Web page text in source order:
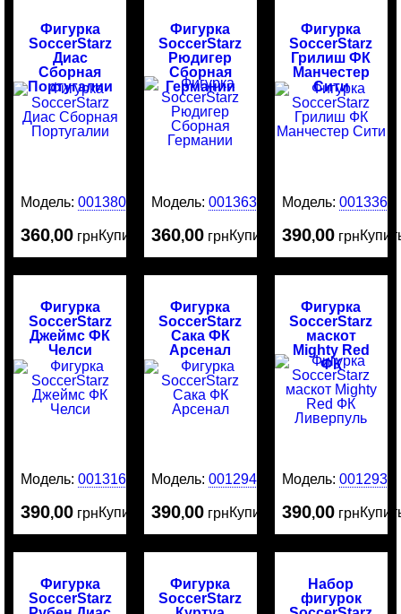
Фигурка
SoccerStarz
Диас
Сборная
Португалии
Модель:0013801
360,00 грнКупить
Фигурка
SoccerStarz
Рюдигер
Сборная
Германии
Модель:0013635
360,00 грнКупить
Фигурка
SoccerStarz
Грилиш ФК
Манчестер
Сити
Модель: 0013369
390,00 грн
Фигурка
SoccerStarz
Джеймс ФК
Челси
Модель:0013161
390,00 грнКупить
Фигурка
SoccerStarz
Сака ФК
Арсенал
Модель:0012942
390,00 грнКупить
Фигурка
SoccerStarz
маскот
Mighty Red
ФК
Ливерпуль
Модель: 0012938
390,00 грн
Фигурка
SoccerStarz
Фигурка
SoccerStarz
Набор
фигурок